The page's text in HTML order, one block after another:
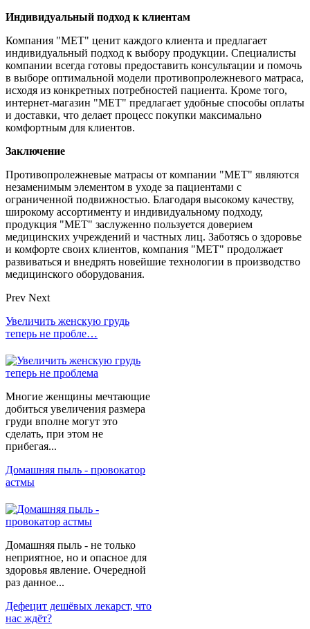
Индивидуальный подход к клиентам
Компания "МЕТ" ценит каждого клиента и предлагает
индивидуальный подход к выбору продукции. Специалисты
компании всегда готовы предоставить консультации и помочь
в выборе оптимальной модели противопролежневого матраса,
исходя из конкретных потребностей пациента. Кроме того,
интернет-магазин "МЕТ" предлагает удобные способы оплаты
и доставки, что делает процесс покупки максимально
комфортным для клиентов.
Заключение
Противопролежневые матрасы от компании "МЕТ" являются
незаменимым элементом в уходе за пациентами с
ограниченной подвижностью. Благодаря высокому качеству,
широкому ассортименту и индивидуальному подходу,
продукция "МЕТ" заслуженно пользуется доверием
медицинских учреждений и частных лиц. Заботясь о здоровье
и комфорте своих клиентов, компания "МЕТ" продолжает
развиваться и внедрять новейшие технологии в производство
медицинского оборудования.
Prev Next
Увеличить женскую грудь
теперь не пробле…
Многие женщины мечтающие
добиться увеличения размера
груди вполне могут это
сделать, при этом не
прибегая...
Домашняя пыль - провокатор
астмы
Домашняя пыль - не только
неприятное, но и опасное для
здоровья явление. Очередной
раз данное...
Дефецит дешёвых лекарст, что
нас ждёт?